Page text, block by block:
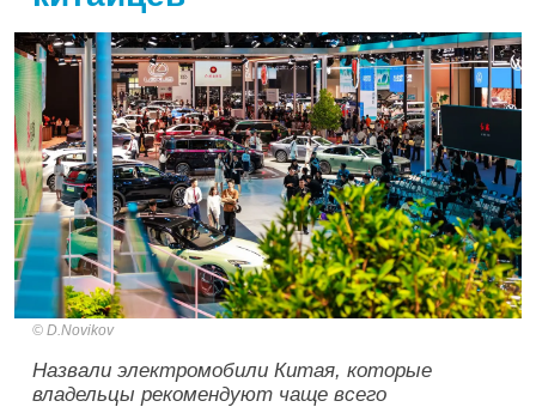
D.Novikov
Назвали электромобили Китая, которые
владельцы рекомендуют чаще всего